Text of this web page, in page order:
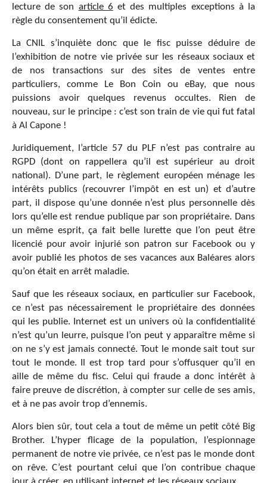
lecture de son article 6 et des multiples exceptions à la
règle du consentement qu’il édicte.
La CNIL s’inquiète donc que le fisc puisse déduire de
l’exhibition de notre vie privée sur les réseaux sociaux et
de nos transactions sur des sites de ventes entre
particuliers, comme Le Bon Coin ou eBay, que nous
puissions avoir quelques revenus occultes. Rien de
nouveau, sur le principe : c’est son train de vie qui fut fatal
à Al Capone !
Juridiquement, l’article 57 du PLF n’est pas contraire au
RGPD (dont on rappellera qu’il est supérieur au droit
national). D’une part, le règlement européen ménage les
intérêts publics (recouvrer l’impôt en est un) et d’autre
part, il dispose qu’une donnée n’est plus personnelle dès
lors qu’elle est rendue publique par son propriétaire. Dans
un même esprit, ça fait belle lurette que l’on peut être
licencié pour avoir injurié son patron sur Facebook ou y
avoir publié les photos de ses vacances aux Baléares alors
qu’on était en arrêt maladie.
Sauf que les réseaux sociaux, en particulier sur Facebook,
ce n’est pas nécessairement le propriétaire des données
qui les publie. Internet est un univers où la confidentialité
n’est qu’un leurre, puisque l’on peut y apparaître même si
on ne s’y est jamais connecté. Tout le monde sait tout sur
tout le monde. Il est trop tard pour s’offusquer qu’il en
aille de même du fisc. Celui qui fraude a donc intérêt à
faire preuve de discrétion, à compter sur celle de ses amis,
et à ne pas avoir trop d’ennemis.
Alors bien sûr, tout cela a tout de même un petit côté Big
Brother. L’hyper flicage de la population, l’espionnage
permanent de notre vie privée, ce n’est pas le monde dont
on rêve. C’est pourtant celui que l’on contribue chaque